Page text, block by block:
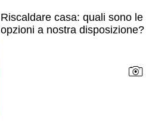
Riscaldare casa: quali sono le
opzioni a nostra disposizione?